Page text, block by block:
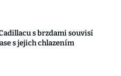
s brzdami souvisí
s jejich chlazením